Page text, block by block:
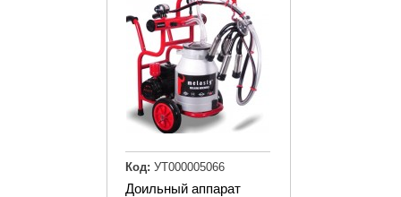
Доильный аппарат
Код: УТ000005066